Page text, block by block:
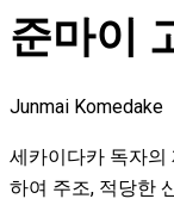
준마이
Junmai Komedake
세카이다카 독자의
하여 주조, 적당한